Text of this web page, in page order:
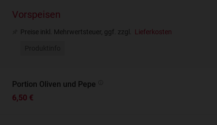
Vorspeisen
Preise inkl. Mehrwertsteuer, ggf. zzgl. Lieferkosten
Portion Oliven und Pepe
6,50 €